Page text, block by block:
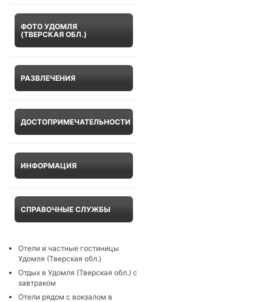
ФОТО УДОМЛЯ
(ТВЕРСКАЯ ОБЛ.)
РАЗВЛЕЧЕНИЯ
ДОСТОПРИМЕЧАТЕЛЬНОСТИ
ИНФОРМАЦИЯ
СПРАВОЧНЫЕ СЛУЖБЫ
Отели и частные гостиницы
Удомля (Тверская обл.)
Отдых в Удомля (Тверская обл.) с
завтраком
Отели рядом с вокзалом в